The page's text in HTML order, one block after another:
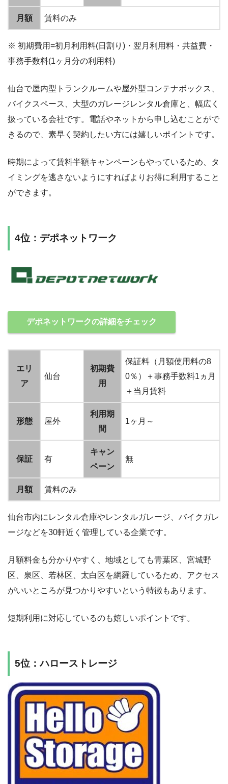
月額 賃料のみ
※ 初期費用=初月利用料(日割り)・翌月利用料・共益費・
事務手数料(1ヶ月分の利用料)
仙台で屋内型トランクルームや屋外型コンテナボックス、
バイクスペース、大型のガレージレンタル倉庫と、幅広く
扱っている会社です。電話やネットから申し込むことがで
きるので、素早く契約したい方には嬉しいポイントです。
時期によって賃料半額キャンペーンもやっているため、タ
イミングを逃さないようにすればよりお得に利用すること
ができます。
4位：デポネットワーク
デポネットワークの詳細をチェック
エリ
ア
仙台
初期費
用
保証料（月額使用料の8
0％）＋事務手数料1ヵ月
＋当月賃料
形態 屋外
利用期
間
1ヶ月～
保証 有
キャン
ペーン
無
月額 賃料のみ
仙台市内にレンタル倉庫やレンタルガレージ、バイクガレ
ージなどを30軒近く管理している企業です。
月額料金も分かりやすく、地域としても青葉区、宮城野
区、泉区、若林区、太白区を網羅しているため、アクセス
がいいところが見つかりやすいという特徴もあります。
短期利用に対応しているのも嬉しいポイントです。
5位：ハローストレージ